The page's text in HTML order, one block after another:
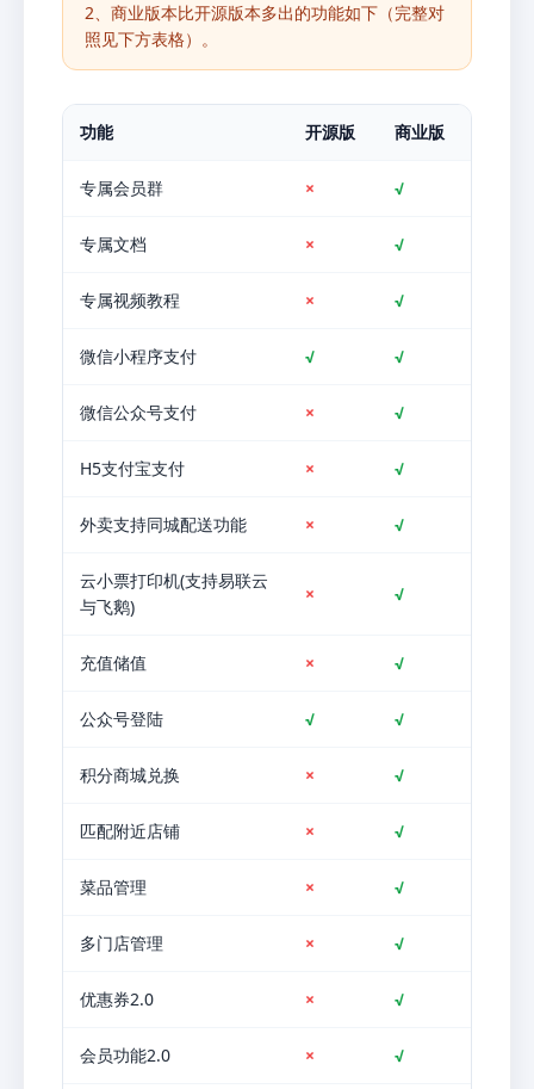
2、商业版本比开源版本多出的功能如下（完整对
照见下方表格）。
功能 开源版 商业版
专属会员群 × √
专属文档 × √
专属视频教程 × √
微信小程序支付 √ √
微信公众号支付 × √
H5支付宝支付 × √
外卖支持同城配送功能 × √
云小票打印机(支持易联云
与飞鹅)
× √
充值储值 × √
公众号登陆 √ √
积分商城兑换 × √
匹配附近店铺 × √
菜品管理 × √
多门店管理 × √
优惠券2.0 × √
会员功能2.0 × √